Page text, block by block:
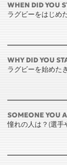
WHEN DID YOU
ラグビーをはじめ
WHY DID YOU
ラグビーを始めた
SOMEONE YOU
憧れの人は？(選